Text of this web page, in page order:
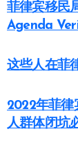
菲律宾移民
Agenda
这些人在菲
2022年菲律
人群体闭坑